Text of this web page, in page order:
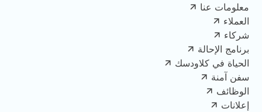
معلومات عنا
العملاء
شركاء
برنامج الإحالة
الحياة في كلاودسك
سفن آمنة
الوظائف
إعلانات